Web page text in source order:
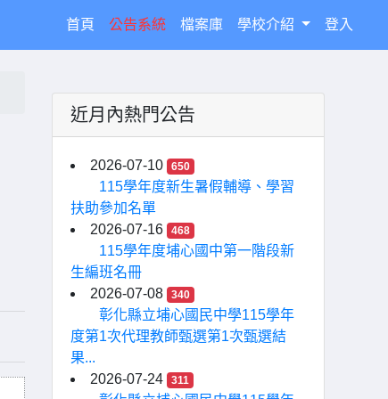
首頁 (current)
公告系統 檔案庫 學校介紹 登入
近月內熱門公告
2026-07-10 650
115學年度新生暑假輔導、學習
扶助參加名單
2026-07-16
468
115學年度埔心國中第一階段新
生編班名冊
2026-07-08
340
彰化縣立埔心國民中學115學年
度第1次代理教師甄選第1次甄選結
果...
2026-07-24
311